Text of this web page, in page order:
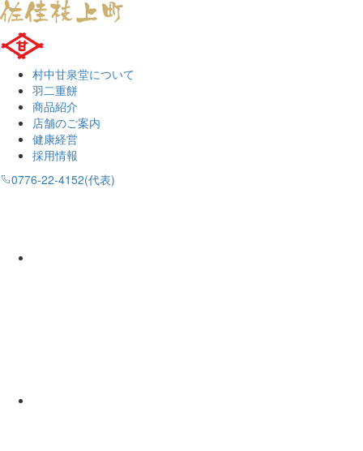
村中甘泉堂について
羽二重餅
商品紹介
店舗のご案内
健康経営
採用情報
0776-22-4152(代表)